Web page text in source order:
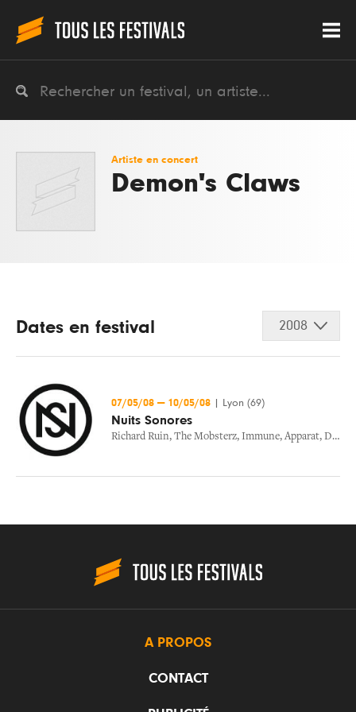
Artiste en concert
Demon's Claws
Dates en festival 2008
07/05/08 — 10/05/08 Lyon (69)
Nuits Sonores
Richard Ruin, The Mobsterz, Immune, Apparat, Dennis Ferrer
A PROPOS
CONTACT